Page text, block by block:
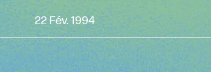
22 Fév. 1994